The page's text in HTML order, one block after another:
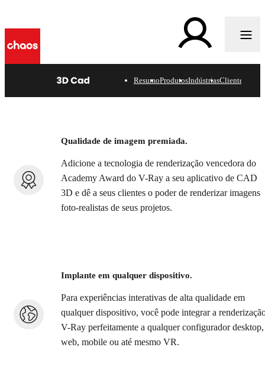
ResumoProdutosIndústriasClientes
Qualidade de imagem premiada.
Adicione a tecnologia de renderização vencedora do
Academy Award do V-Ray a seu aplicativo de CAD
3D e dê a seus clientes o poder de renderizar imagens
foto-realistas de seus projetos.
Implante em qualquer dispositivo.
Para experiências interativas de alta qualidade em
qualquer dispositivo, você pode integrar a
V-Ray perfeitamente a qualquer configurador desktop,
web, mobile ou até mesmo VR.